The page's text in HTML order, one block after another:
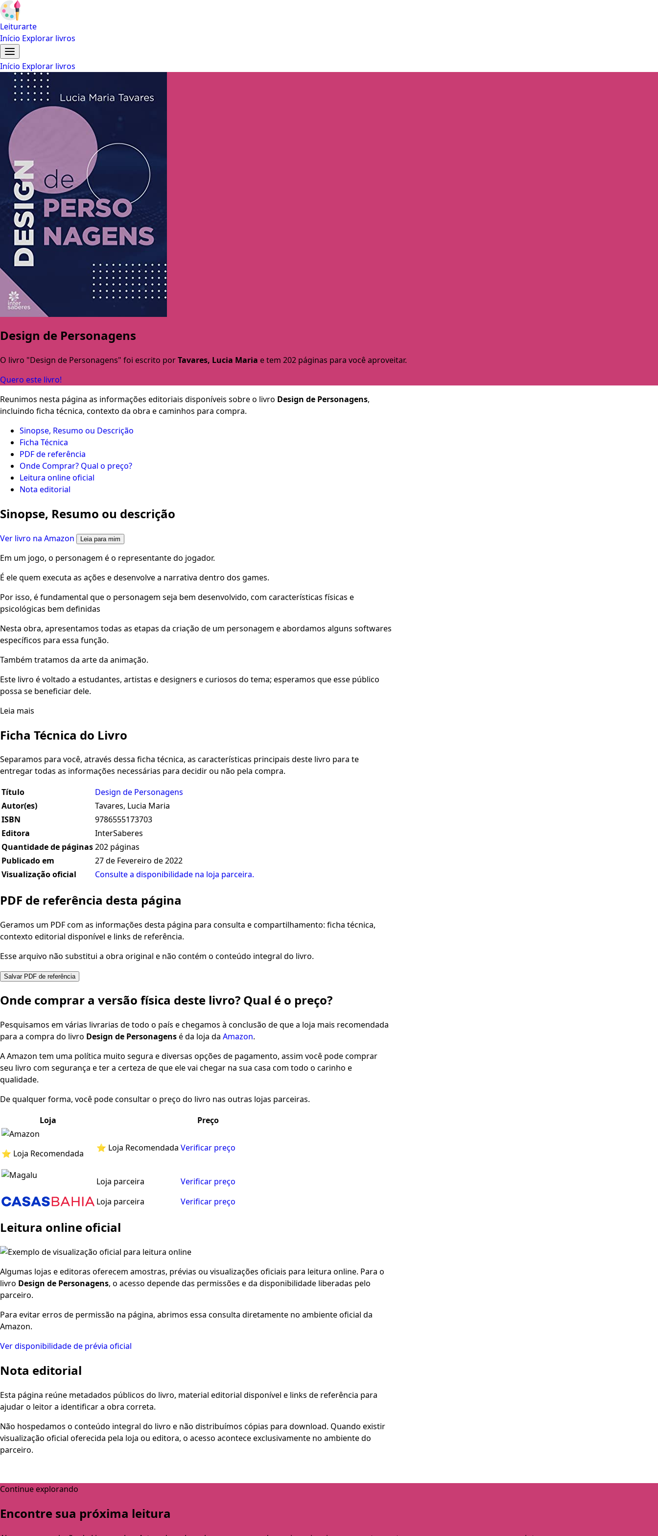
Leiturarte
Início Explorar livros
Início Explorar livros
Design de Personagens
O livro "Design de Personagens" foi escrito porTavares, Lucia Maria e tem 202 páginas para você aproveitar.
Quero este livro!
Reunimos nesta página as informações editoriais disponíveis sobre o livro Design de Personagens,
incluindo ficha técnica, contexto da obra e caminhos para compra.
Sinopse, Resumo ou Descrição
Ficha Técnica
PDF de referência
Onde Comprar? Qual o preço?
Leitura online oficial
Nota editorial
Sinopse, Resumo ou descrição
Ver livro na Amazon Leia para mim
Em um jogo, o personagem é o representante do jogador.
É ele quem executa as ações e desenvolve a narrativa dentro dos games.
Por isso, é fundamental que o personagem seja bem desenvolvido, com características físicas e
psicológicas bem definidas
Nesta obra, apresentamos todas as etapas da criação de um personagem e abordamos alguns softwares
específicos para essa função.
Também tratamos da arte da animação.
Este livro é voltado a estudantes, artistas e designers e curiosos do tema; esperamos que esse público
possa se beneficiar dele.
Leia mais
Ficha Técnica do Livro
Separamos para você, através dessa ficha técnica, as características principais deste livro para te
entregar todas as informações necessárias para decidir ou não pela compra.
Título
Design de Personagens
Autor(es)
Tavares, Lucia Maria
ISBN
9786555173703
Editora
InterSaberes
Quantidade de páginas202 páginas
Publicado em
27 de Fevereiro de 2022
Visualização oficial
Consulte a disponibilidade na loja parceira.
PDF de referência desta página
Geramos um PDF com as informações desta página para consulta e compartilhamento: ficha técnica,
contexto editorial disponível e links de referência.
Esse arquivo não substitui a obra original e não contém o conteúdo integral do livro.
Salvar PDF de referência
Onde comprar a versão física deste livro? Qual é o preço?
Pesquisamos em várias livrarias de todo o país e chegamos à conclusão de que a loja mais recomendada
para a compra do livro Design de Personagensé da loja da Amazon.
A Amazon tem uma política muito segura e diversas opções de pagamento, assim você pode comprar
seu livro com segurança e ter a certeza de que ele vai chegar na sua casa com todo o carinho e
qualidade.
De qualquer forma, você pode consultar o preço do livro nas outras lojas parceiras.
Loja
Preço
⭐ Loja Recomendada
⭐ Loja Recomendada Verificar preço
Loja parceira
Verificar preço
Loja parceira
Verificar preço
Leitura online oficial
Algumas lojas e editoras oferecem amostras, prévias ou visualizações oficiais para leitura online. Para o
livro Design de Personagens, o acesso depende das permissões e da disponibilidade liberadas pelo
parceiro.
Para evitar erros de permissão na página, abrimos essa consulta diretamente no ambiente oficial da
Amazon.
Ver disponibilidade de prévia oficial
Nota editorial
Esta página reúne metadados públicos do livro, material editorial disponível e links de referência para
ajudar o leitor a identificar a obra correta.
Não hospedamos o conteúdo integral do livro e não distribuímos cópias para download. Quando existir
visualização oficial oferecida pela loja ou editora, o acesso acontece exclusivamente no ambiente do
parceiro.
Continue explorando
Encontre sua próxima leitura